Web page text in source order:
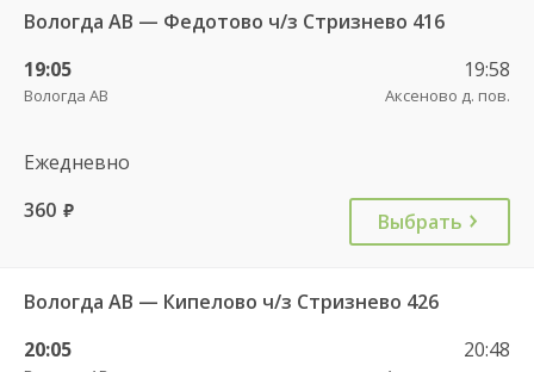
Вологда АВ — Федотово ч/з Стризнево 416
19:05
Вологда АВ
19:58
Аксеново д. пов.
Ежедневно
360 руб. Выбрать
Вологда АВ — Кипелово ч/з Стризнево 426
20:05
20:48